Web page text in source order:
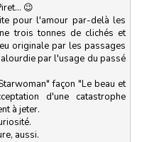
😉
pour l'amour par-delà les
trois tonnes de clichés et
originale par les passages
par l'usage du passé
façon "Le beau et
d'une catastrophe
à jeter.
aussi.